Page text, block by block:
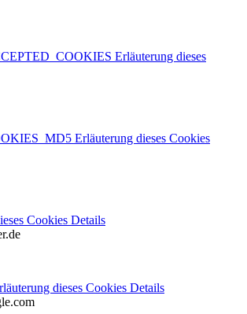
Erläuterung dieses
Erläuterung dieses Cookies
Cookies Details
dieses Cookies Details